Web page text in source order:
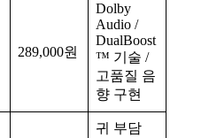
289,000원
Dolby
Audio /
DualBoost
™ 기술 /
고품질 음
향 구현
귀 부담